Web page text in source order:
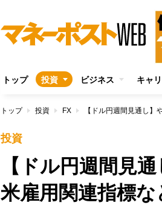
トップ 投資 ビジネス キャ
トップ 投資 FX 【ドル円週間見通し
投資
【ドル円週間見
米雇用関連指標